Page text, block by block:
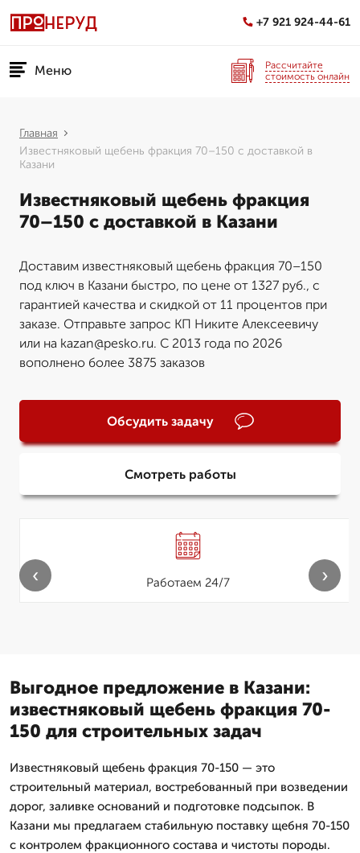
+7 921 924-44-61
Меню
Рассчитайте
стоимость онлайн
Главная
Известняковый щебень фракция 70–150 с доставкой в
Казани
Известняковый щебень фракция
70–150 с доставкой в Казани
Доставим известняковый щебень фракция 70–150
под ключ в Казани быстро, по цене от 1327 руб., с
гарантией качества и скидкой от 11 процентов при
заказе. Отправьте запрос КП Никите Алексеевичу
или на kazan@pesko.ru. С 2013 года по 2026
вополнено более 3875 заказов
Обсудить задачу
Смотреть работы
Работаем 24/7
‹ ›
Выгодное предложение в Казани:
известняковый щебень фракция 70-
150 для строительных задач
Известняковый щебень фракция 70-150 — это
строительный материал, востребованный при возведении
дорог, заливке оснований и подготовке подсыпок. В
Казани мы предлагаем стабильную поставку щебня 70-150
с контролем фракционного состава и чистоты породы.